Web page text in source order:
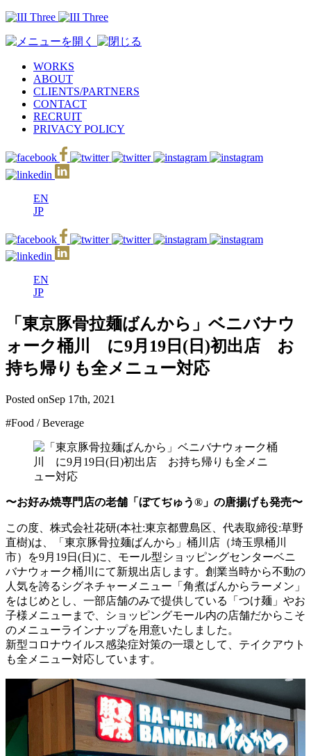
WORKS
ABOUT
CLIENTS/PARTNERS
CONTACT
RECRUIT
PRIVACY POLICY
EN
JP
EN
JP
「東京豚骨拉麺ばんから」ベニバナウ
ォーク桶川 に9月19日(日)初出店 お
持ち帰りも全メニュー対応
Posted onSep 17th, 2021
#Food / Beverage
〜お好み焼専門店の老舗「ぼてぢゅう®」の唐揚げも発売〜
この度、株式会社花研(本社:東京都豊島区、代表取締役:草野
直樹)は、「東京豚骨拉麺ばんから」桶川店（埼玉県桶川
市）を9月19日(日)に、モール型ショッピングセンターベニ
バナウォーク桶川にて新規出店します。創業当時から不動の
人気を誇るシグネチャーメニュー「角煮ばんからラーメン」
をはじめとし、一部店舗のみで提供している「つけ麺」やお
子様メニューまで、ショッピングモール内の店舗だからこそ
のメニューラインナップを用意いたしました。
新型コロナウイルス感染症対策の一環として、テイクアウト
も全メニュー対応しています。